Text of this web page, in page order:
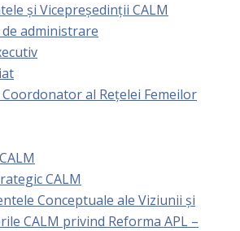
și Vicepreședinții CALM
administrare
al Rețelei Femeilor
CALM
Conceptuale ale Viziunii și
CALM privind Reforma APL –